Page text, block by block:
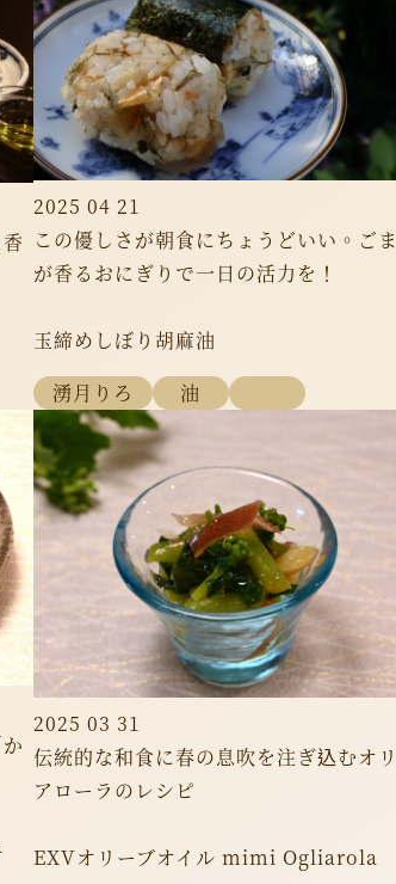
2025 04 21
この優しさが朝食にちょうどいい。ごま
が香るおにぎりで一日の活力を！
玉締めしぼり胡麻油
湧月りろ
油
2025 03 31
伝統的な和食に春の息吹を注ぎ込むオリ
アローラのレシピ
EXVオリーブオイル mimi Ogliarola